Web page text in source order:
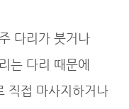
다리가 붓거나
는 다리 때문에
직접 마사지하거나